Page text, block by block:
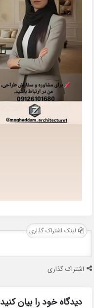
لینک اشتراک گذاری
اشتراک گذاری
دیدگاه خود را بیان کنید